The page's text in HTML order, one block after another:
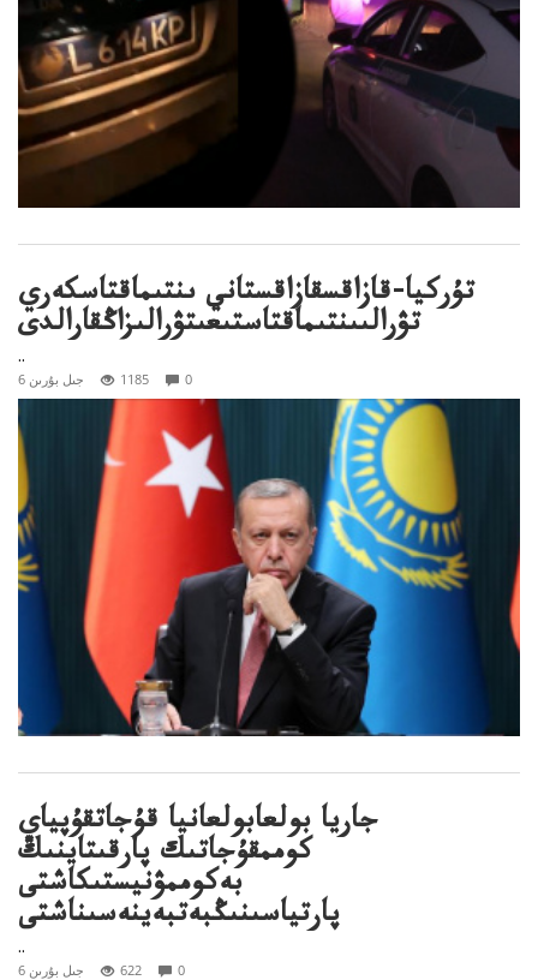
تۇركيا-قازاقسقازاقستاني ىنتىماقتاسكەري
تۋرالىىنتىماقتاستىعىتۋرالىزاڭقارالدى
..
6 جىل بۇرىن 1185 0
جاريا بولعابولعانيا قۇجاتقۇپياي
كوممقۇجاتىك پارقىتاينىڭ
بەكوممۋنيستىكاشتى
پارتياسىنىڭبەتبەينەسىناشتى
..
6 جىل بۇرىن 622 0